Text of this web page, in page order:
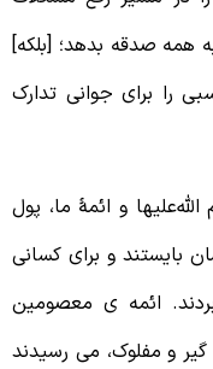
صدقه ‌بدهد؛ [بلکه]
برای جوانی تدارک
و ائمۀ ما، پول
بایستند و برای کسانی
ائمه ی معصومین
و مفلوک، می رسیدند